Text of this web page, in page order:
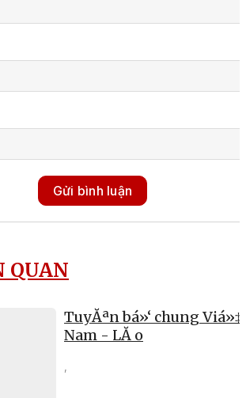
Gửi bình luận
QUAN
TuyĂªn bá»‘ chung
Nam - LĂ o
,